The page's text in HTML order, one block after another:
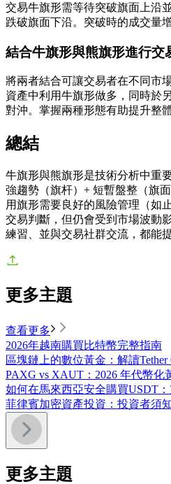
交易牛旗形需等待突破旗面上沿
跌破旗面下沿。突破時的成交量
結合牛旗形與熊旗形進行交
將兩者結合可讓交易者在不同市
資產中利用牛旗形做多，同時於
對沖。掌握兩種形態有助提升整
總結
牛旗形與熊旗形是技術分析中重
強趨勢（旗杆）+ 短暫盤整（旗
用旗形需要良好的風險管理（如
交易判斷，但仍會受到市場波動
練習、並與交易社群交流，都能
更多主題
查看更多
2026年越南購買比特幣完整指南
區塊鏈上的數位黃金：解讀Tether
PAXG vs XAUT：2026 年代幣化
如何在馬來西亞安全購買USDT
菲律賓加密資產投資：投資者須
更多主題